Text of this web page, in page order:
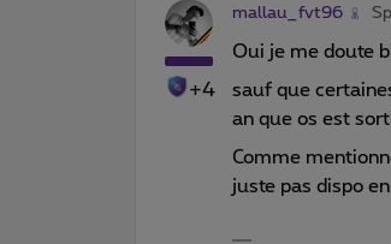
+4
mallau_fvt96
Oui je me doute
sauf que
an que os est
Comme
juste pas dispo